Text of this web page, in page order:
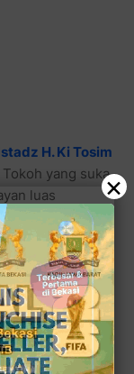
H. Ki Tosim
yang suka
luas
masih mau
(yang sudah
percaya
berkunjung ke
gebyar
×